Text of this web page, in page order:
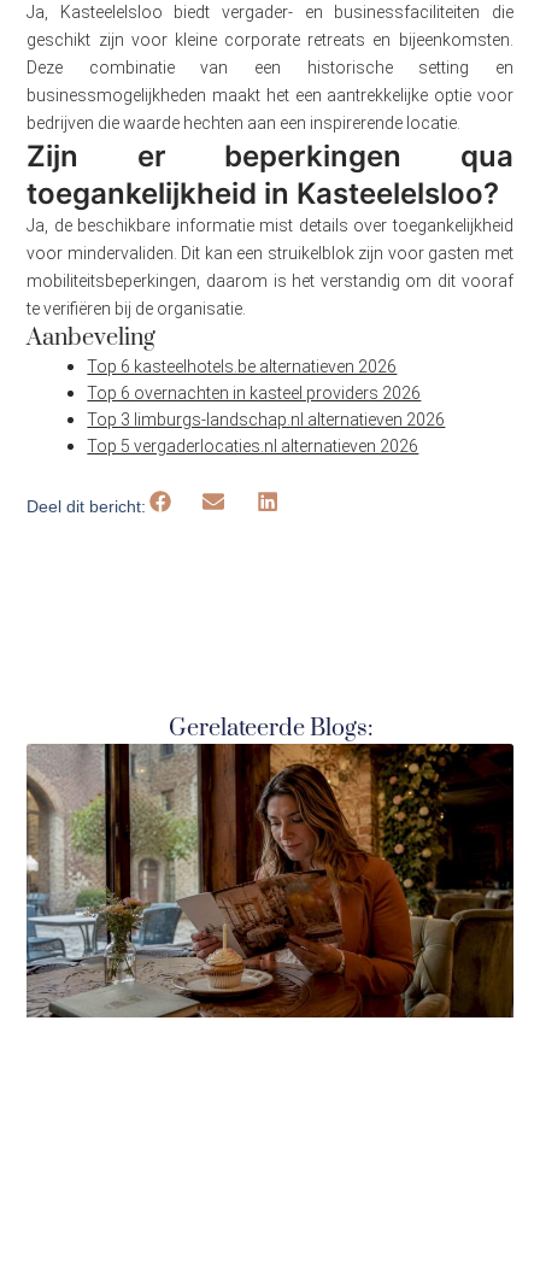
Ja, Kasteelelsloo biedt vergader- en businessfaciliteiten die
geschikt zijn voor kleine corporate retreats en bijeenkomsten.
Deze combinatie van een historische setting en
businessmogelijkheden maakt het een aantrekkelijke optie voor
bedrijven die waarde hechten aan een inspirerende locatie.
Zijn er beperkingen qua
toegankelijkheid in Kasteelelsloo?
Ja, de beschikbare informatie mist details over toegankelijkheid
voor mindervaliden. Dit kan een struikelblok zijn voor gasten met
mobiliteitsbeperkingen, daarom is het verstandig om dit vooraf
te verifiëren bij de organisatie.
Aanbeveling
Top 6 kasteelhotels.be alternatieven 2026
Top 6 overnachten in kasteel providers 2026
Top 3 limburgs-landschap.nl alternatieven 2026
Top 5 vergaderlocaties.nl alternatieven 2026
Deel dit bericht:
Gerelateerde Blogs: